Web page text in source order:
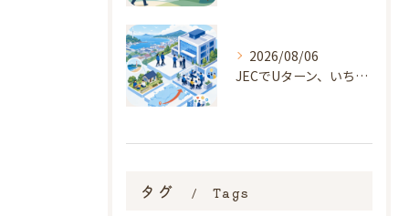
2026/08/06
JECでUターン、いちき串木野オープニング勤務
タグ Tags